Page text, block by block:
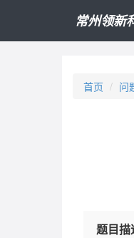
常州领新
首页 问
题目描